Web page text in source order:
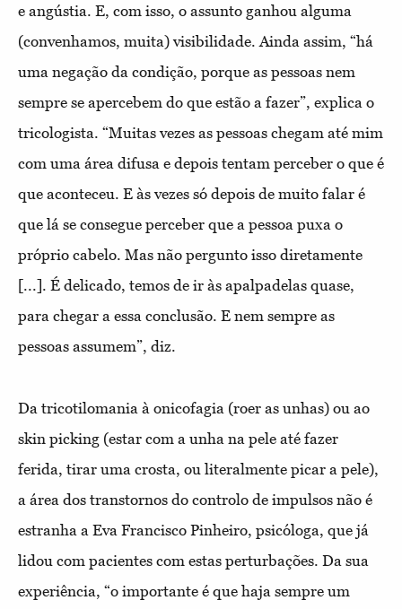
e angústia. E, com isso, o assunto ganhou alguma
(convenhamos, muita) visibilidade. Ainda assim, “há
uma negação da condição, porque as pessoas nem
sempre se apercebem do que estão a fazer”, explica o
tricologista. “Muitas vezes as pessoas chegam até mim
com uma área difusa e depois tentam perceber o que é
que aconteceu. E às vezes só depois de muito falar é
que lá se consegue perceber que a pessoa puxa o
próprio cabelo. Mas não pergunto isso diretamente
[...]. É delicado, temos de ir às apalpadelas quase,
para chegar a essa conclusão. E nem sempre as
pessoas assumem”, diz.
Da tricotilomania à onicofagia (roer as unhas) ou ao
skin picking (estar com a unha na pele até fazer
ferida, tirar uma crosta, ou literalmente picar a pele),
a área dos transtornos do controlo de impulsos não é
estranha a Eva Francisco Pinheiro, psicóloga, que já
lidou com pacientes com estas perturbações. Da sua
experiência, “o importante é que haja sempre um